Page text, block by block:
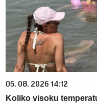
05. 08. 2026 14:12
Koliko visoku